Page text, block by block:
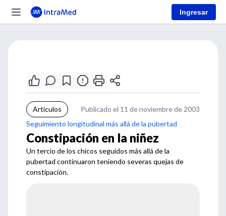
Ingresar
Artículos
Publicado el 11 de noviembre de 2003
Seguimiento longitudinal más allá de la pubertad
Constipación en la niñez
Un tercio de los chicos seguidos más allá de la
pubertad continuaron teniendo severas quejas de
constipación.